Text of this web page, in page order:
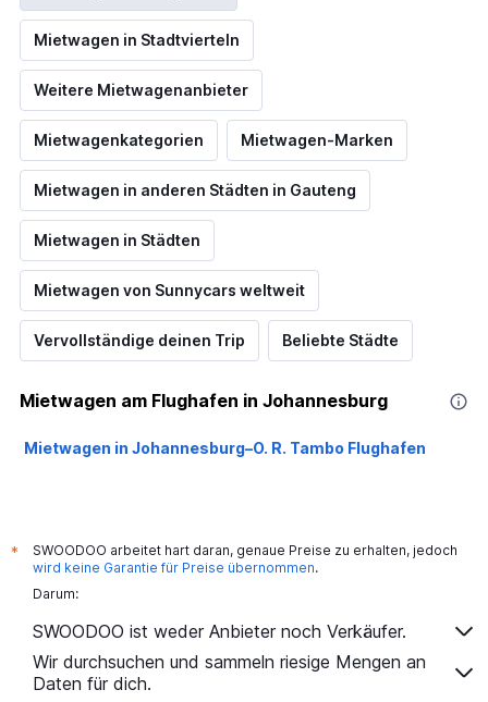
Mietwagen in Stadtvierteln
Weitere Mietwagenanbieter
Mietwagenkategorien Mietwagen-Marken
Mietwagen in anderen Städten in Gauteng
Mietwagen in Städten
Mietwagen von Sunnycars weltweit
Vervollständige deinen Trip Beliebte Städte
Mietwagen am Flughafen in Johannesburg
Mietwagen in Johannesburg–O. R. Tambo Flughafen
*
SWOODOO arbeitet hart daran, genaue Preise zu erhalten, jedoch
wird keine Garantie für Preise übernommen.
Darum:
SWOODOO ist weder Anbieter noch Verkäufer.
Wir durchsuchen und sammeln riesige Mengen an
Daten für dich.